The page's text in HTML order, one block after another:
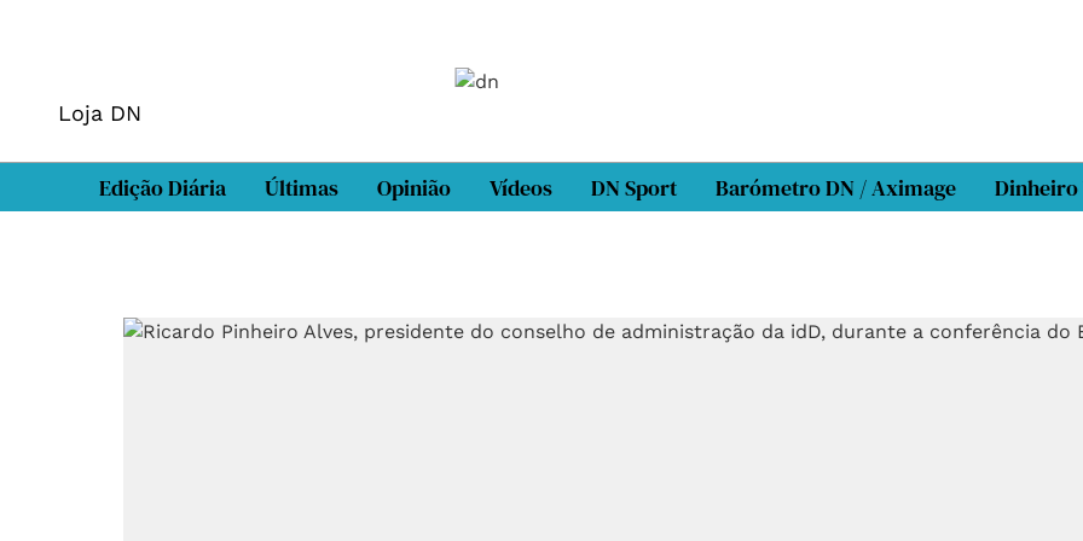
Loja DN
Edição Diária Últimas Opinião Vídeos DN Sport Barómetro DN / Aximage Dinheiro